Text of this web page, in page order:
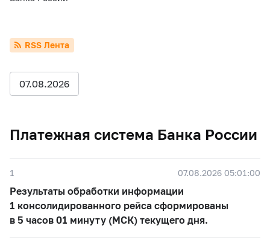
RSS Лента
07.08.2026
Платежная система Банка России
1 07.08.2026 05:01:00
Результаты обработки информации
1 консолидированного рейса сформированы
в 5 часов 01 минуту (МСК) текущего дня.